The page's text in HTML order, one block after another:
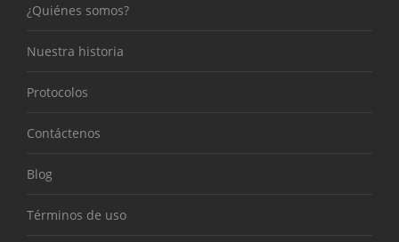
¿Quiénes somos?
Nuestra historia
Protocolos
Contáctenos
Blog
Términos de uso